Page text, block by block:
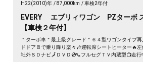
H22(2010)年 87,000km 車検2年付
EVERY エブリィワゴン PZターボ ス
【車検２年付】
＂ターボ車＂最上級グレード＂６４型ワゴンタイプ
ドドア🚪で乗り降り楽々🎶運転席シートヒーター🔥
社外ＳＤナビ🗾ＤＶＤ💿📞フルセグＴＶ内蔵型📺走行